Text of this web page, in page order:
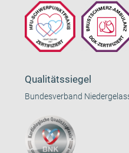
Qualitätssiegel
Bundesverband